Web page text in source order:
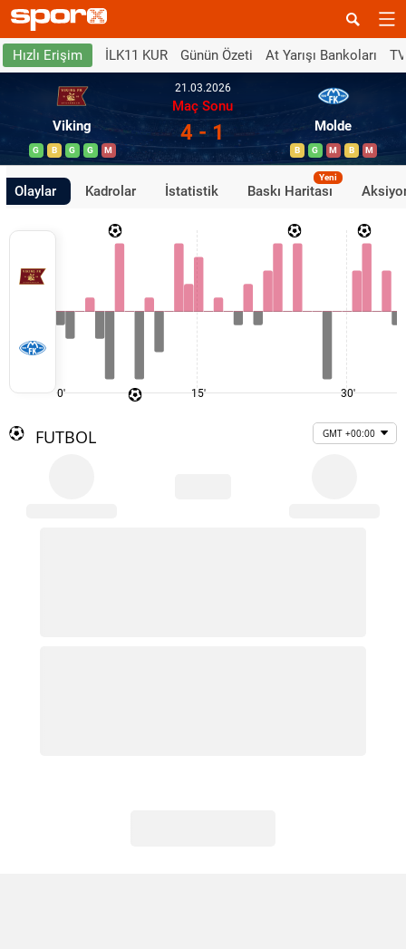
Hızlı Erişim İLK11 KUR Günün Özeti At Yarışı Bankoları
Viking
G B G G M
21.03.2026
Maç Sonu
4 - 1 Molde
B G M B M
Olaylar Kadrolar İstatistik Baskı Haritası
Yeni
0' 15' 30'
FUTBOL GMT +00:00